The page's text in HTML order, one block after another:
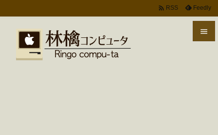

 RSS Feedly